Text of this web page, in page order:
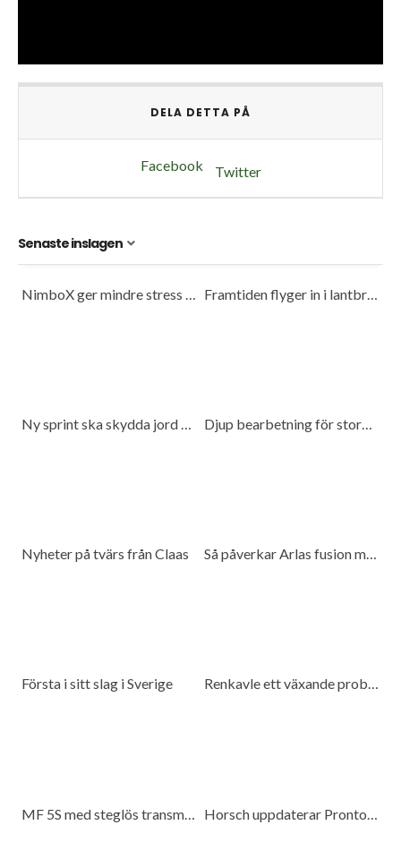
DELA DETTA PÅ
Facebook Twitter
Senaste inslagen
Ny sprint ska skydda jord och spara bränsle Djup bearbetning för stora traktorer
Nyheter på tvärs från Claas Så påverkar Arlas fusion med DMK mjölkproducenter
Första i sitt slag i Sverige Renkavle ett växande problem